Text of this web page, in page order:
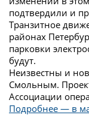
подтвердили и
Транзитное
районах
парковки
будут.
Неизвестны и
Смольным.
Ассоциации
Подробнее — в